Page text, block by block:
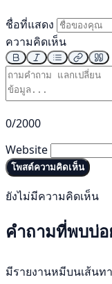
ชื่อที่แสดง
ความคิดเห็น
0/2000
Website
โพสต์ความคิดเห็น
ยังไม่มีความคิดเห็น
คำถามที่พบบ่อ
มีรายงานหมีบนเส้นท